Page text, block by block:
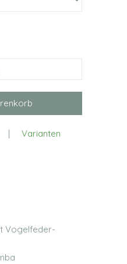
|
Varianten
Vogelfeder-